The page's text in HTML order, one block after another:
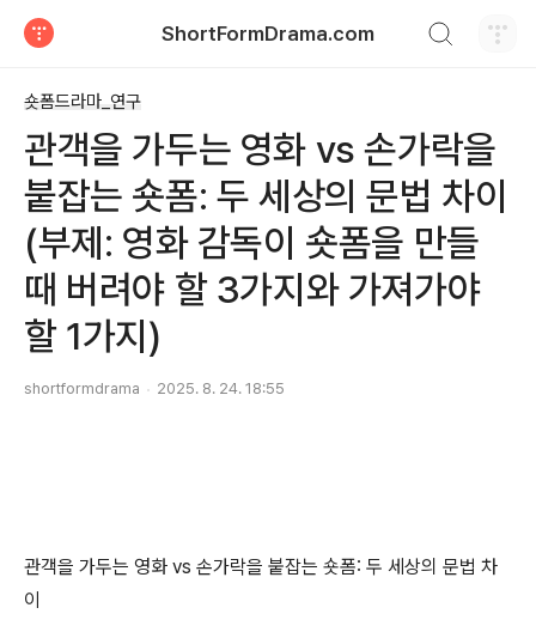
ShortFormDrama.com
숏폼드라마_연구
관객을 가두는 영화 vs 손가락을
붙잡는 숏폼: 두 세상의 문법 차이
(부제: 영화 감독이 숏폼을 만들
때 버려야 할 3가지와 가져가야
할 1가지)
shortformdrama 2025. 8. 24. 18:55
관객을 가두는 영화 vs 손가락을 붙잡는 숏폼: 두 세상의 문법 차
이